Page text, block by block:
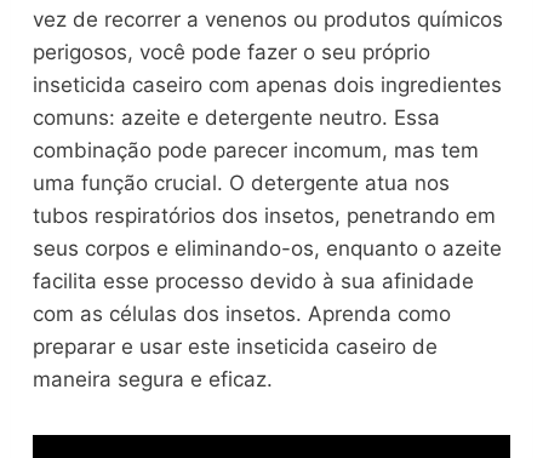
vez de recorrer a venenos ou produtos químicos
perigosos, você pode fazer o seu próprio
inseticida caseiro com apenas dois ingredientes
comuns: azeite e detergente neutro. Essa
combinação pode parecer incomum, mas tem
uma função crucial. O detergente atua nos
tubos respiratórios dos insetos, penetrando em
seus corpos e eliminando-os, enquanto o azeite
facilita esse processo devido à sua afinidade
com as células dos insetos. Aprenda como
preparar e usar este inseticida caseiro de
maneira segura e eficaz.